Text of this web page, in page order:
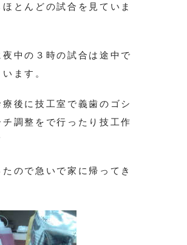
ほとんどの試合を見ていま
夜中の３時の試合は途中で
ます。
後に技工室で義歯のゴシ
チ調整をで行ったり技工作
ので急いで家に帰ってき